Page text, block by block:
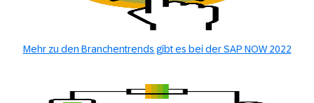
Mehr zu den Branchentrends gibt es bei der SAP NOW 2022